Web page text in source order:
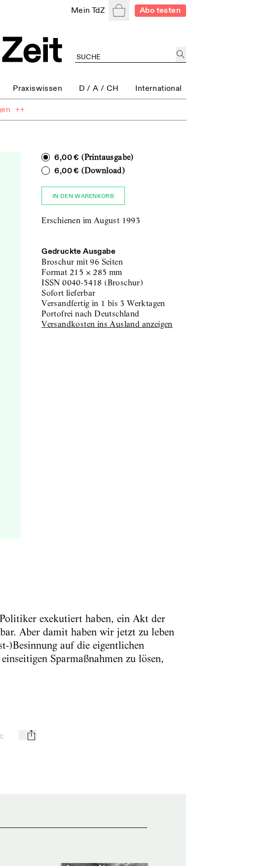
Mein TdZ WarenkorbAbo testen
Praxiswissen D / A / CH International
++
6,00 € (Printausgabe)
6,00 € (Download)
IN DEN WARENKORB
Erschienen im August 1993
Gedruckte Ausgabe
Broschur mit 96 Seiten
Format 215 × 285 mm
ISSN 0040-5418 (Broschur)
sofort lieferbar
versandfertig in 1 bis 3 Werktagen
portofrei nach Deutschland
Versandkosten ins Ausland anzeigen
exekutiert haben, ein Akt der
Aber damit haben wir jetzt zu leben
)Besinnung auf die eigentlichen
Sparmaßnahmen zu lösen,
: mail